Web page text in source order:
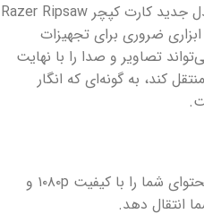
کارت کپچر Razer Ripsaw HD، مدل جدید کارت کپچر Razer Ripsaw
ضروری برای تجهیزات
تصاویر و صدا را با نهایت
کند، به گونه‌ای که انگار
کپچر کارت Ripsaw HD می‌تواند محتوای شما را با کیفیت ۱۰۸۰p و